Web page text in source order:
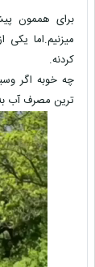
برای هممون
میزنیم.اما
کردنه.
چه خوبه اگر
ترین مصرف آب